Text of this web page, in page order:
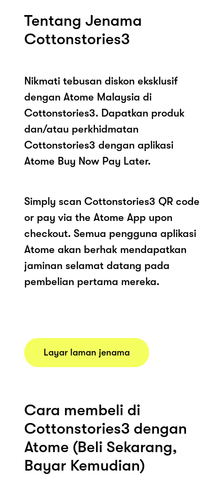
Tentang Jenama
Cottonstories3
Nikmati tebusan diskon eksklusif
dengan Atome Malaysia di
Cottonstories3. Dapatkan produk
dan/atau perkhidmatan
Cottonstories3 dengan aplikasi
Atome Buy Now Pay Later.
Simply scan Cottonstories3 QR code
or pay via the Atome App upon
checkout. Semua pengguna aplikasi
Atome akan berhak mendapatkan
jaminan selamat datang pada
pembelian pertama mereka.
Layar laman jenama
Cara membeli di
Cottonstories3 dengan
Atome (Beli Sekarang,
Bayar Kemudian)